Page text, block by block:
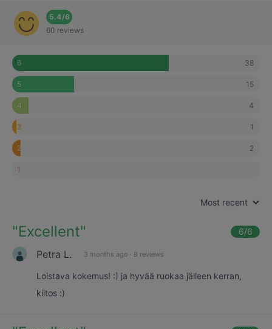
5.4/6
60 reviews
6 38
5 15
4 4
3 1
2 2
1
Most recent
"Excellent" 6/6
Petra L. 3 months ago · 8 reviews
Loistava kokemus! :) ja hyvää ruokaa jälleen kerran,
kiitos :)